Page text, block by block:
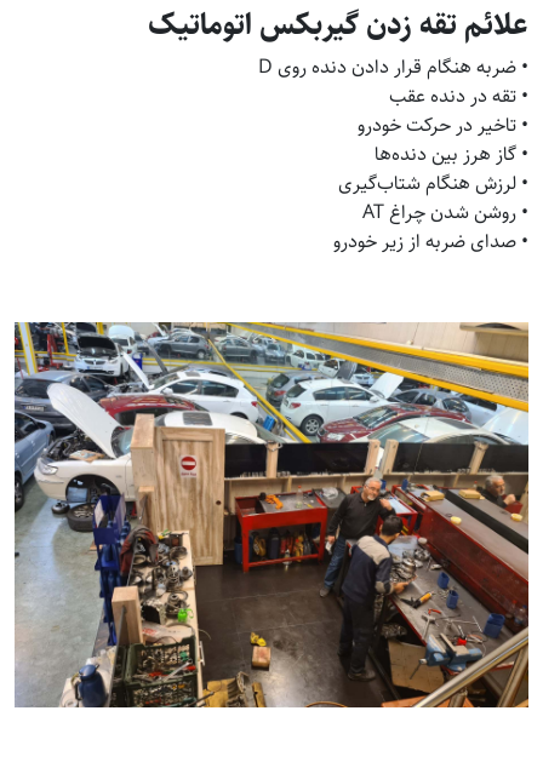
علائم تقه زدن گیربکس اتوماتیک
• ضربه هنگام قرار دادن دنده روی D
• تقه در دنده عقب
• تاخیر در حرکت خودرو
• گاز هرز بین دنده‌ها
• لرزش هنگام شتاب‌گیری
• روشن شدن چراغ AT
• صدای ضربه از زیر خودرو